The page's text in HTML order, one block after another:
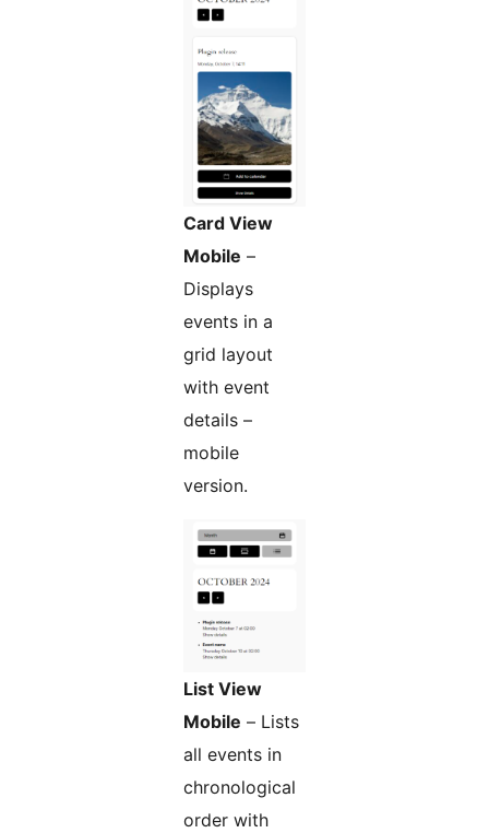
Card View
Mobile –
Displays
events in a
grid layout
with event
details –
mobile
version.
List View
Mobile – Lists
all events in
chronological
order with